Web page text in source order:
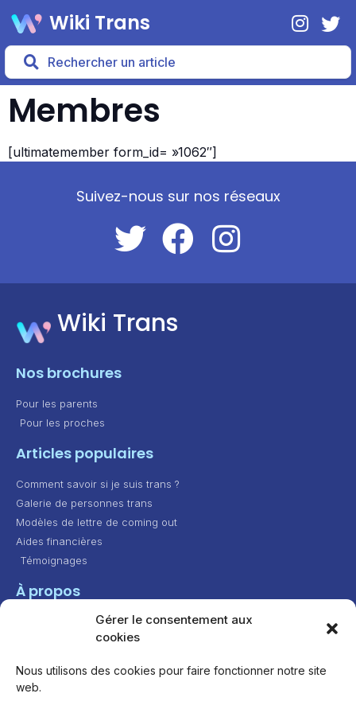
Gérer le consentement aux
cookies
Nous utilisons des cookies pour faire fonctionner notre site
web.
Wiki Trans
Membres
[ultimatemember form_id= »1062″]
Suivez-nous sur nos réseaux
Wiki Trans
Nos brochures
Pour les parents
Pour les proches
Articles populaires
Comment savoir si je suis trans ?
Galerie de personnes trans
Modèles de lettre de coming out
Aides financières
Témoignages
À propos